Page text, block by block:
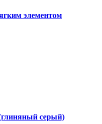
элементом
серый)